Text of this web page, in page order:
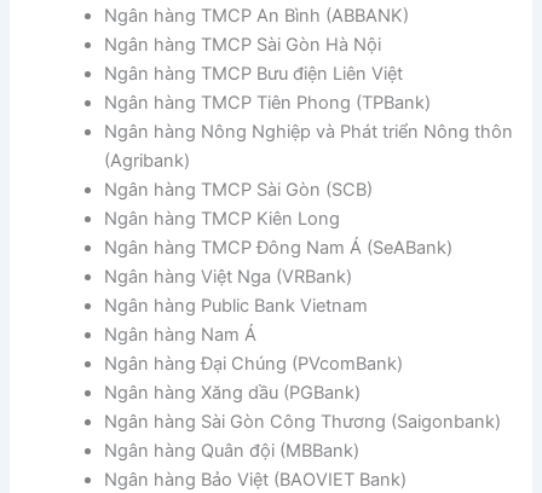
Ngân hàng TMCP An Bình (ABBANK)
Ngân hàng TMCP Sài Gòn Hà Nội
Ngân hàng TMCP Bưu điện Liên Việt
Ngân hàng TMCP Tiên Phong (TPBank)
Ngân hàng Nông Nghiệp và Phát triển Nông thôn
(Agribank)
Ngân hàng TMCP Sài Gòn (SCB)
Ngân hàng TMCP Kiên Long
Ngân hàng TMCP Đông Nam Á (SeABank)
Ngân hàng Việt Nga (VRBank)
Ngân hàng Public Bank Vietnam
Ngân hàng Nam Á
Ngân hàng Đại Chúng (PVcomBank)
Ngân hàng Xăng dầu (PGBank)
Ngân hàng Sài Gòn Công Thương (Saigonbank)
Ngân hàng Quân đội (MBBank)
Ngân hàng Bảo Việt (BAOVIET Bank)